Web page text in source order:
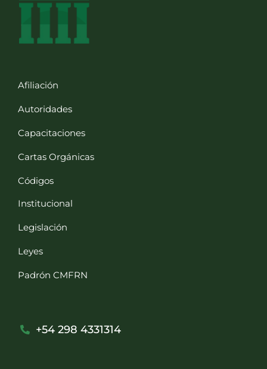
Afiliación
Autoridades
Capacitaciones
Cartas Orgánicas
Códigos
Institucional
Legislación
Leyes
Padrón CMFRN
+54 298 4331314